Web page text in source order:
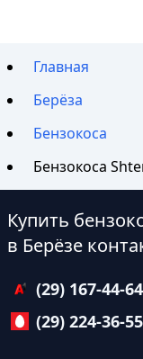
Главная
Берёза
Бензокоса
Бензокоса
Купить
в Берёзе
(29) 167-44-64
(29) 224-36-55